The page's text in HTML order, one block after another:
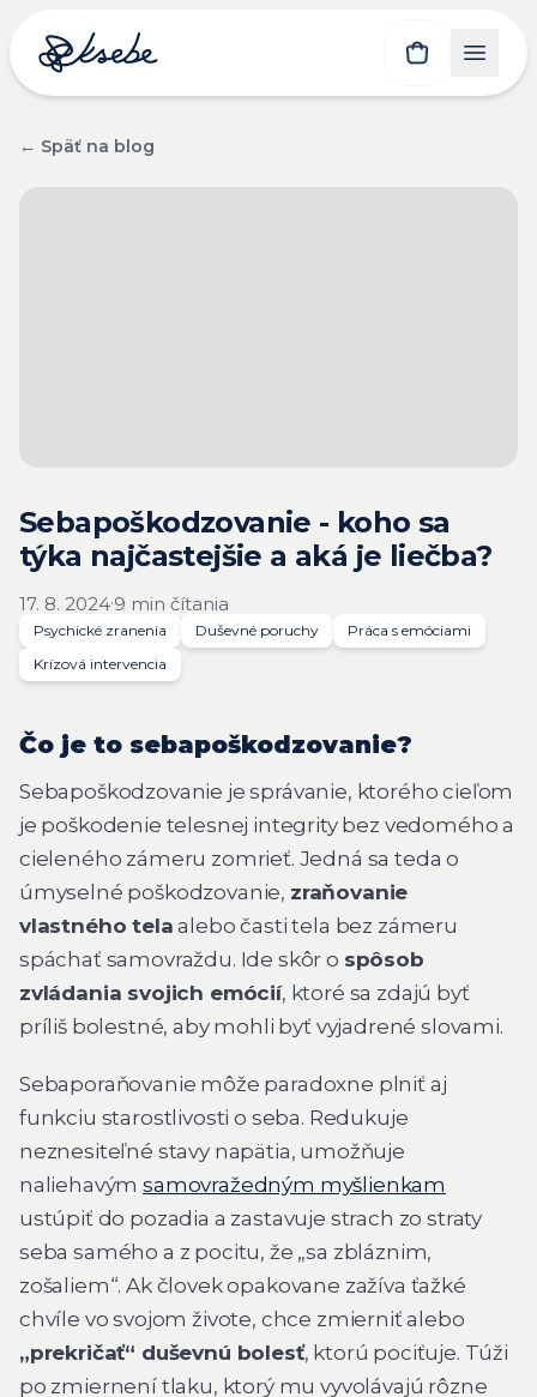
← Späť na blog
Sebapoškodzovanie - koho sa
týka najčastejšie a aká je liečba?
17. 8. 2024·9 min čítania
Psychické zranenia Duševné poruchy
Práca s emóciami
Krízová intervencia
Čo je to sebapoškodzovanie?
Sebapoškodzovanie je správanie, ktorého cieľom
je poškodenie telesnej integrity bez vedomého a
cieleného zámeru zomrieť. Jedná sa teda o
úmyselné poškodzovanie, zraňovanie
vlastného tela alebo časti tela bez zámeru
spáchať samovraždu. Ide skôr o spôsob
zvládania svojich emócií, ktoré sa zdajú byť
príliš bolestné, aby mohli byť vyjadrené slovami.
Sebaporaňovanie môže paradoxne plniť aj
funkciu starostlivosti o seba. Redukuje
neznesiteľné stavy napätia, umožňuje
naliehavýmsamovražedným myšlienkam
ustúpiť do pozadia a zastavuje strach zo straty
seba samého a z pocitu, že „sa zbláznim,
zošaliem“. Ak človek opakovane zažíva ťažké
chvíle vo svojom živote, chce zmierniť alebo
„prekričať“ duševnú bolesť, ktorú pociťuje. Túži
po zmiernení tlaku, ktorý mu vyvolávajú rôzne